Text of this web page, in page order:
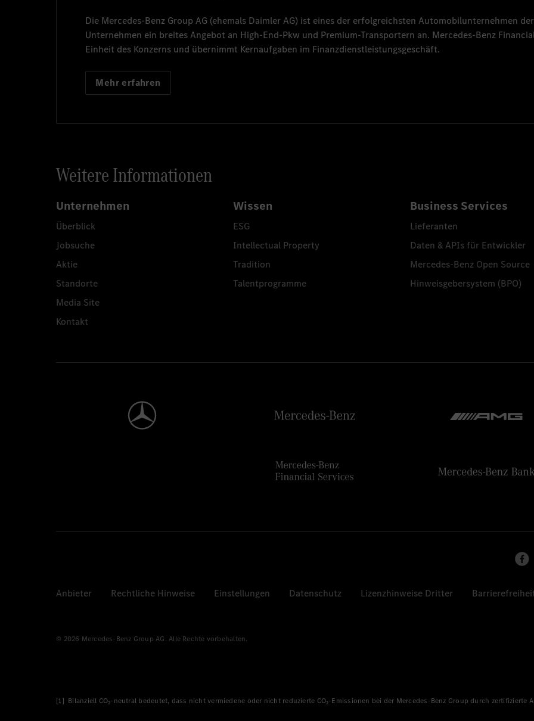
Die Mercedes-Benz Group AG (ehemals Daimler AG) ist eines der erfolgreichsten Automobilunternehmen
Unternehmen ein breites Angebot an High-End-Pkw und Premium-Transportern an. Mercedes-Benz
Einheit des Konzerns und übernimmt Kernaufgaben im Finanzdienstleistungsgeschäft.
Mehr erfahren
Weitere Informationen
Unternehmen
Überblick
Jobsuche
Aktie
Standorte
Media Site
Kontakt
Wissen
ESG
Intellectual Property
Tradition
Talentprogramme
Business Services
Lieferanten
Daten & APIs für Entwickler
Mercedes-Benz Open Source
Hinweisgebersystem (BPO)
Anbieter Rechtliche Hinweise Einstellungen Datenschutz Lizenzhinweise Dritter
© 2026 Mercedes-Benz Group AG. Alle Rechte vorbehalten.
[1] Bilanziell CO₂-neutral bedeutet, dass nicht vermiedene oder nicht reduzierte CO₂-Emissionen bei der Mercedes-Benz Group durch zertifizierte